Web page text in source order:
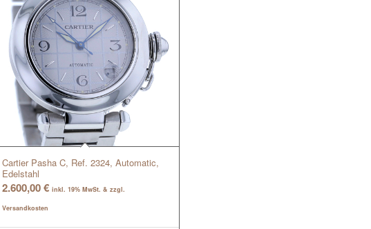
Cartier Pasha C, Ref. 2324, Automatic,
Edelstahl
2.600,00€ inkl. 19% MwSt. & zzgl.
Versandkosten